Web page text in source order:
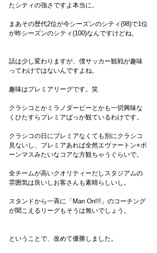
たシティの強さですよ本当に。
まあその歴代2位が今シーズンのシティ(98)で1位
が昨シーズンのシティ(100)なんですけどね。
話は少し変わりますが、僕サッカー観戦が趣味
ってわけではないんですよね。
趣味はプレミアリーグです。笑
クラシコとかミラノダービーとかも一切興味な
くひたすらプレミアばっか観ているわけです。
クラシコの日にプレミアなくても別にクラシコ
見ないし、プレミアあれば全然エヴァートン×ボ
ーンマスみたいなコアな方観ちゃうぐらいで。
全チームが高いクオリティーだしスタジアムの
雰囲気は良いしお客さんも素晴らしいし。
スタンドから一斉に「Man On!!!」のコーチング
が聞こえるリーグもそうは無いでしょう。
ということで、改めて優勝しました。